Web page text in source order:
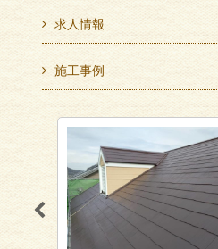
求人情報
施工事例